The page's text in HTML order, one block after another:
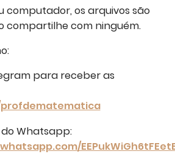
computador, os arquivos são
compartilhe com ninguém.
para receber as
Whatsapp: